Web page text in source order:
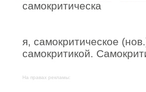
самокритическа
я, самокритическое
самокритикой.
На правах рекламы: